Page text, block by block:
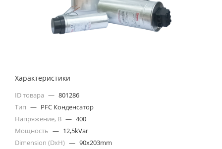
Характеристики
ID товара — 801286
Тип — PFC Конденсатор
Напряжение, В — 400
Мощность — 12,5kVar
Dimension (DxH) — 90x203mm